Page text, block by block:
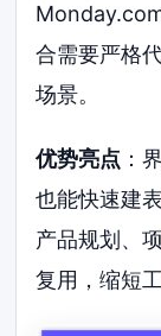
合需要严格
场景。
优势亮点 ：
也能快速建
产品规划、
复用，缩短